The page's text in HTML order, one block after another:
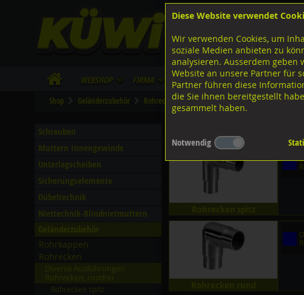
Lagerstrasse 8
Tel. 043 455 20 30
FB
IG
WebShop Firma Lieferinfo Infos/Downloads
Shop Geländerzubehör Rohrecken Diverse Ausführungen Rohrecken,
Schrauben
Muttern Innengewinde
Unterlagscheiben
Sicherungselemente
Dübeltechnik
Niettechnik-Blindnietmuttern
Rohrkappen
Rohrecken
Rohrecken spitz
Diese Website verwendet
Wir verwenden Cookies, um
soziale Medien anbieten zu
analysieren. Ausserdem
Website an unsere Partner für
Partner führen diese
die Sie ihnen bereitgestellt
gesammelt haben.
Notwendig